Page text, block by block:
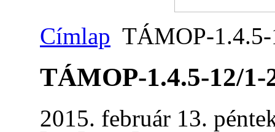
Címlap TÁMOP-
TÁMOP-1.4.5-12/1-
2015. február 13.